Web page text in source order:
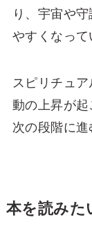
り、宇宙や
やすくなって
スピリチュ
動の上昇が
次の段階に進
本を読みた